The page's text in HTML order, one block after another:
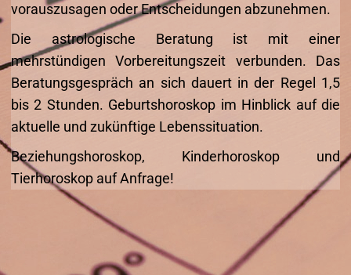
vorauszusagen oder Entscheidungen abzunehmen.
Die astrologische Beratung ist mit einer
mehrstündigen Vorbereitungszeit verbunden. Das
Beratungsgespräch an sich dauert in der Regel 1,5
bis 2 Stunden. Geburtshoroskop im Hinblick auf die
aktuelle und zukünftige Lebenssituation.
Beziehungshoroskop, Kinderhoroskop und
Tierhoroskop auf Anfrage!